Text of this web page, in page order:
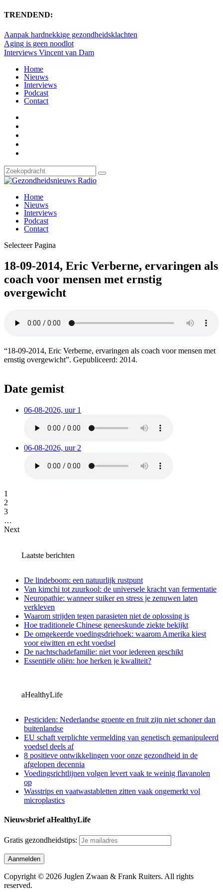
TRENDEND:
Aanpak hardnekkige gezondheidsklachten
Aging is geen noodlot
Interviews Vincent van Dam
Home
Nieuws
Interviews
Podcast
Contact
Home
Nieuws
Interviews
Podcast
Contact
Selecteer Pagina
18-09-2014, Eric Verberne, ervaringen als
coach voor mensen met ernstig
overgewicht
“18-09-2014, Eric Verberne, ervaringen als coach voor mensen met
ernstig overgewicht”. Gepubliceerd: 2014.
Date gemist
06-08-2026, uur 1
06-08-2026, uur 2
1
2
3
…
Next
Laatste berichten
De lindeboom: een natuurlijk rustpunt
Van kimchi tot zuurkool: de universele kracht van fermentatie
Neuropathie: wanneer suiker en stress je zenuwen laten
verkleven
Waarom strijden tegen parasieten niet de oplossing is
Hoe traditionele Chinese geneeskunde ziekte bekijkt
De omgekeerde voedingsdriehoek: waarom Amerika kiest
voor eiwitten en echt voedsel
De nachtschadefamilie: niet voor iedereen geschikt
Essentiële oliën: hoe herken je kwaliteit?
aHealthyLife
Pesticiden: Nederlandse groente en fruit zijn niet schoner dan
buitenlandse
EU schaft verplichte vermelding van genetisch gemanipuleerd
voedsel deels af
8 positieve ontwikkelingen voor onze gezondheid in de
afgelopen decennia
Voedingsrichtlijnen volgen levert vaak te weinig flavanolen
op
Wasstrips en vaatwastabletten zitten vaak ongemerkt vol
microplastics
Nieuwsbrief aHealthyLife
Gratis gezondheidstips:
Copyright © 2026 Juglen Zwaan & Frank Ruiters. All rights
reserved.